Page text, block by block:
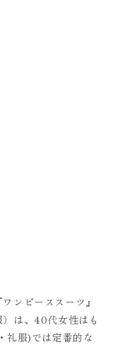
ンピーススーツ』
は、40代女性はも
礼服)では定番的な